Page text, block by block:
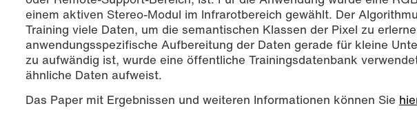
einem aktiven Stereo-Modul im Infrarotbereich gewählt. Der
Training viele Daten, um die semantischen Klassen der Pixel zu
anwendungsspezifische Aufbereitung der Daten gerade für kleine
zu aufwändig ist, wurde eine öffentliche Trainingsdatenbank
ähnliche Daten aufweist.
Das Paper mit Ergebnissen und weiteren Informationen können Sie